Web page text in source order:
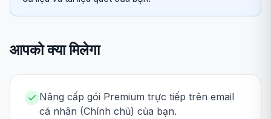
आपको क्या मिलेगा
Nâng cấp gói Premium trực tiếp trên email
cá nhân (Chính chủ) của bạn.